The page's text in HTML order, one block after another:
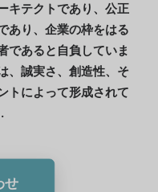
キテクトであり、公正
あり、企業の枠をはる
であると自負していま
、誠実さ、創造性、そ
トによって形成されて
せ